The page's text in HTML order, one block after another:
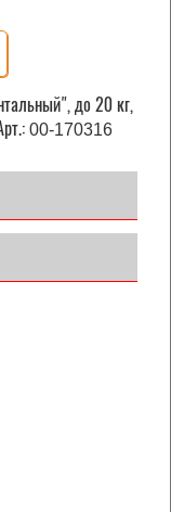
до 20 кг,
00-170316